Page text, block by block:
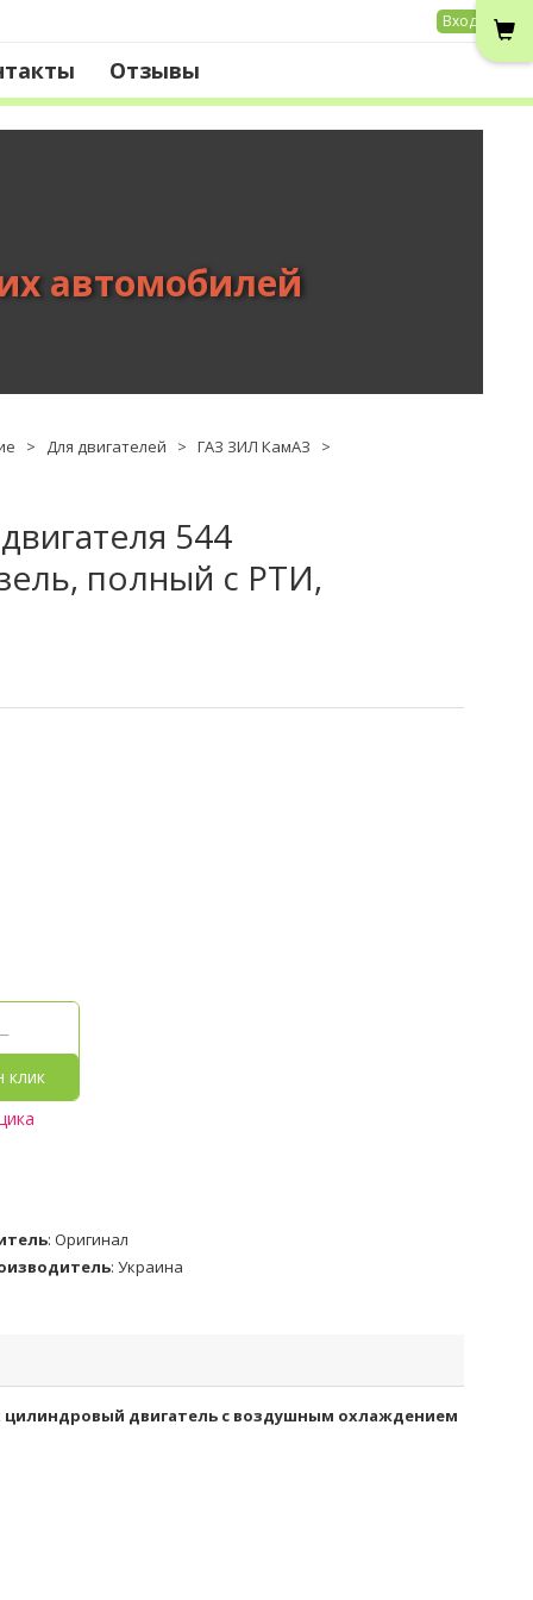
Вход
Отзывы
автомобилей
> Для двигателей > ГАЗ ЗИЛ КамАЗ >
544
полный с РТИ,
клик
: Оригинал
: Украина
цилиндровый двигатель с воздушным охлаждением